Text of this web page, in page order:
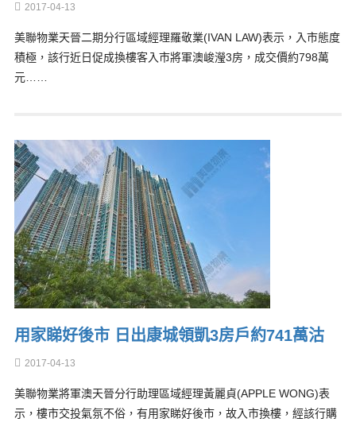
2017-04-13
美聯物業天晉二期分行區域經理羅敬業(IVAN LAW)表示，入市態度
積極，該行近日促成換樓客入市將軍澳峻瀅3房，成交價約798萬
元……
用家睇好後市 日出康城領凱3房戶約741萬沽
2017-04-13
美聯物業將軍澳天晉分行助理區域經理黃麗貞(APPLE WONG)表
示，樓市交投氣氛不俗，有用家睇好後市，故入市換樓，經該行購